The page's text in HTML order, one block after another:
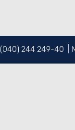
(040) 244 249-40 |